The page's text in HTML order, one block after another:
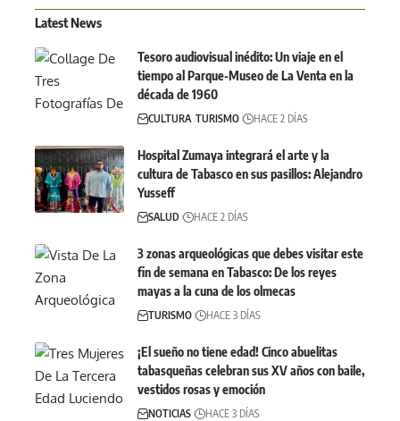
Latest News
Tesoro audiovisual inédito: Un viaje en el
tiempo al Parque-Museo de La Venta en la
década de 1960
CULTURA TURISMO HACE 2 DÍAS
Hospital Zumaya integrará el arte y la
cultura de Tabasco en sus pasillos: Alejandro
Yusseff
SALUD HACE 2 DÍAS
3 zonas arqueológicas que debes visitar este
fin de semana en Tabasco: De los reyes
mayas a la cuna de los olmecas
TURISMO HACE 3 DÍAS
¡El sueño no tiene edad! Cinco abuelitas
tabasqueñas celebran sus XV años con baile,
vestidos rosas y emoción
NOTICIAS HACE 3 DÍAS